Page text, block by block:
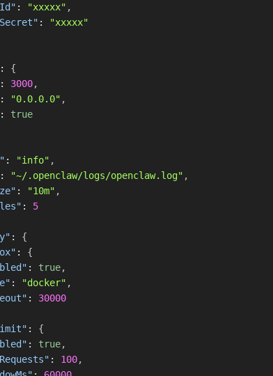
: "xxxxx" ,
:
"xxxxx"
:
{
: 3000,
: "0.0.0.0" ,
:
true
: "info" ,
: "~/.openclaw/logs/openclaw.log" ,
: "10m" ,
:
5
:
{
:
{
: true,
: "docker" ,
:
30000
:
{
: true,
: 100,